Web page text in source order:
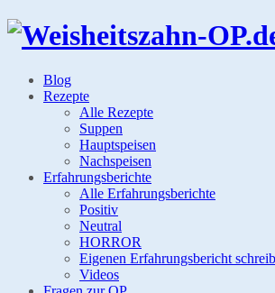
Blog
Rezepte
Alle Rezepte
Suppen
Hauptspeisen
Nachspeisen
Erfahrungsberichte
Alle Erfahrungsberichte
Positiv
Neutral
HORROR
Eigenen Erfahrungsbericht
Videos